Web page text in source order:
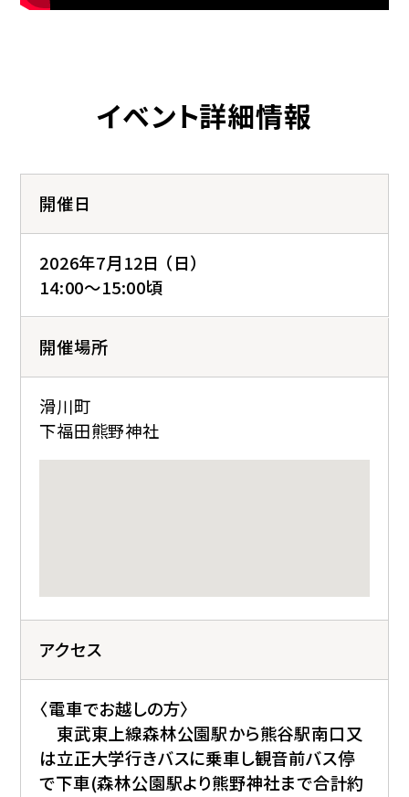
イベント詳細情報
開催日
2026年7月12日 （日）
14:00～15:00頃
開催場所
滑川町
下福田熊野神社
アクセス
〈電車でお越しの方〉
東武東上線森林公園駅から熊谷駅南口又
は立正大学行きバスに乗車し観音前バス停
で下車(森林公園駅より熊野神社まで合計約